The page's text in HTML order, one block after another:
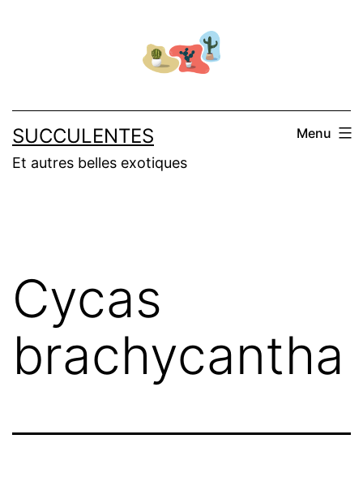
SUCCULENTES
Et autres belles exotiques
Menu
Cycas
brachycantha